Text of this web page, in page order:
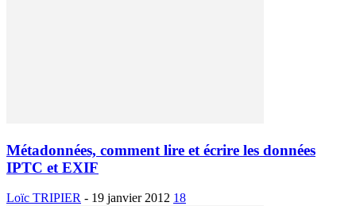
Métadonnées, comment lire et écrire les données
IPTC et EXIF
Loïc TRIPIER - 19 janvier 2012 18